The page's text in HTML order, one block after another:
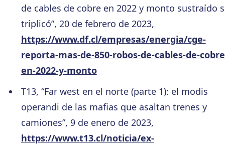
de cables de cobre en 2022 y monto sustraído
triplicó”, 20 de febrero de 2023,
https://www.df.cl/empresas/energia/cge-
reporta-mas-de-850-robos-de-cables-de-
en-2022-y-monto
T13, “Far west en el norte (parte 1): el modis
operandi de las mafias que asaltan trenes y
camiones”, 9 de enero de 2023,
https://www.t13.cl/noticia/ex-